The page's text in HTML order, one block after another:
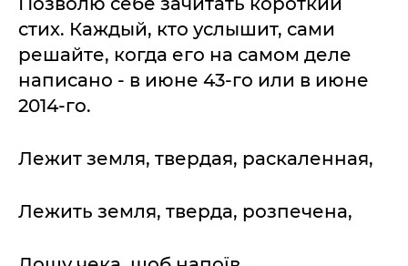
стих. Каждый, кто услышит, сами
решайте, когда его на самом деле
написано - в июне 43-го или в июне
2014-го.
Лежит земля, твердая, раскаленная,
Лежить земля, тверда, розпечена,